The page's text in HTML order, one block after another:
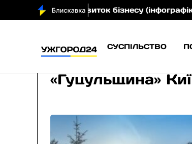
на розвиток бізнесу (інфографіка)
СУСПІЛЬСТВО
«Гуцульщина»